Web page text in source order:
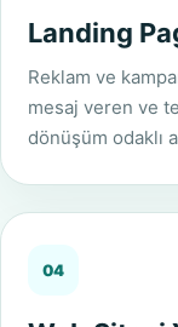
Landing
Reklam ve
mesaj veren ve
dönüşüm odaklı
04